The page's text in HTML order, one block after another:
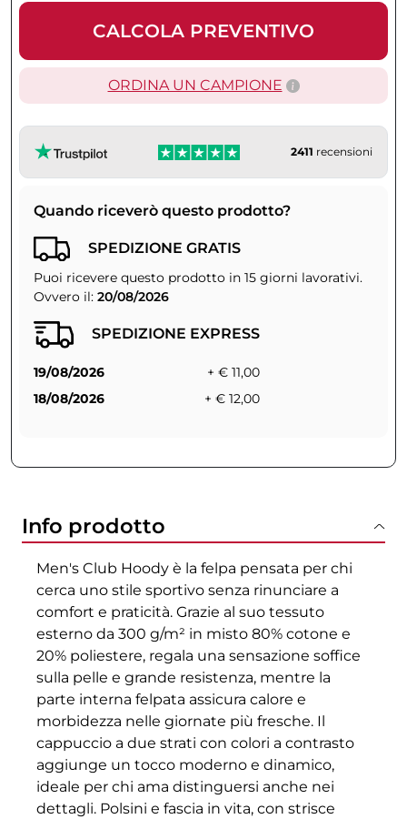
CALCOLA PREVENTIVO
ORDINA UN CAMPIONE
2411 recensioni
Quando riceverò questo prodotto?
SPEDIZIONE GRATIS
Puoi ricevere questo prodotto in 15 giorni lavorativi.
Ovvero il: 20/08/2026
SPEDIZIONE EXPRESS
19/08/2026
+ € 11,00
18/08/2026
+ € 12,00
Info prodotto
Men's Club Hoody è la felpa pensata per chi
cerca uno stile sportivo senza rinunciare a
comfort e praticità. Grazie al suo tessuto
esterno da 300 g/m² in misto 80% cotone e
20% poliestere, regala una sensazione soffice
sulla pelle e grande resistenza, mentre la
parte interna felpata assicura calore e
morbidezza nelle giornate più fresche. Il
cappuccio a due strati con colori a contrasto
aggiunge un tocco moderno e dinamico,
ideale per chi ama distinguersi anche nei
dettagli. Polsini e fascia in vita, con strisce